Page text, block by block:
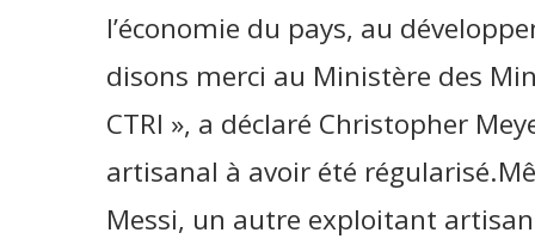
l’économie du pays, au
disons merci au Ministère des
CTRI », a déclaré Christopher
artisanal à avoir été
Messi, un autre exploitant